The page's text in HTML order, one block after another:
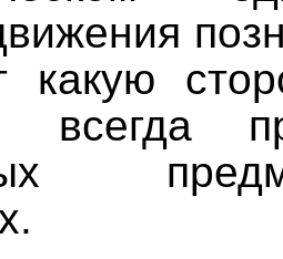
какую
всегда